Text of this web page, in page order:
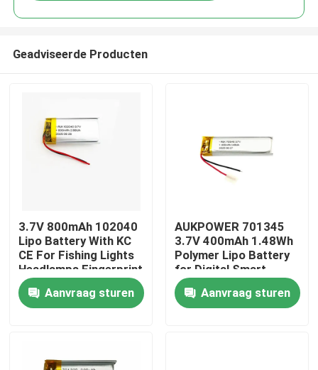
Thuis
Video's
Geadviseerde Producten
3.7V 800mAh 102040
Lipo Battery With KC
CE For Fishing Lights
Headlamps Fingerprint
Locks Beauty Devices
And Microphones
Aanvraag sturen
AUKPOWER 701345
3.7V 400mAh 1.48Wh
Polymer Lipo Battery
for Digital Smart
Speakers Bluetooth
Earphones and Facial
Cleansing Devices
Aanvraag sturen